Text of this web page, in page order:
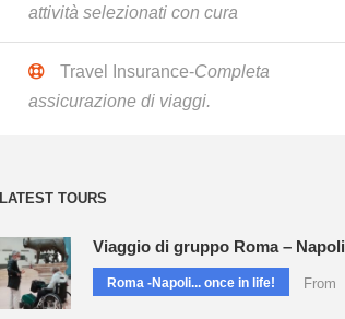
attività selezionati con cura
Travel Insurance-Completa
assicurazione di viaggi.
LATEST TOURS
Viaggio di gruppo Roma – Napoli
Roma -Napoli... once in life! From